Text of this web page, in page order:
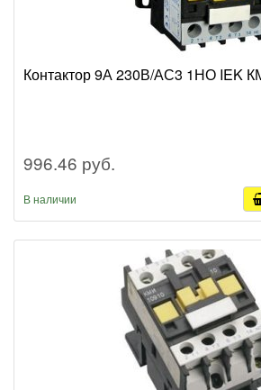
Контактор 9А 230В/АС3 1НО IEK
996.46 руб.
В наличии